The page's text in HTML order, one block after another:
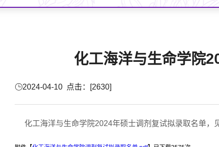
化工海洋与生命学院
2024-04-10 点击：[2630]
化工海洋与生命学院2024年硕士调剂复试拟录取名单，